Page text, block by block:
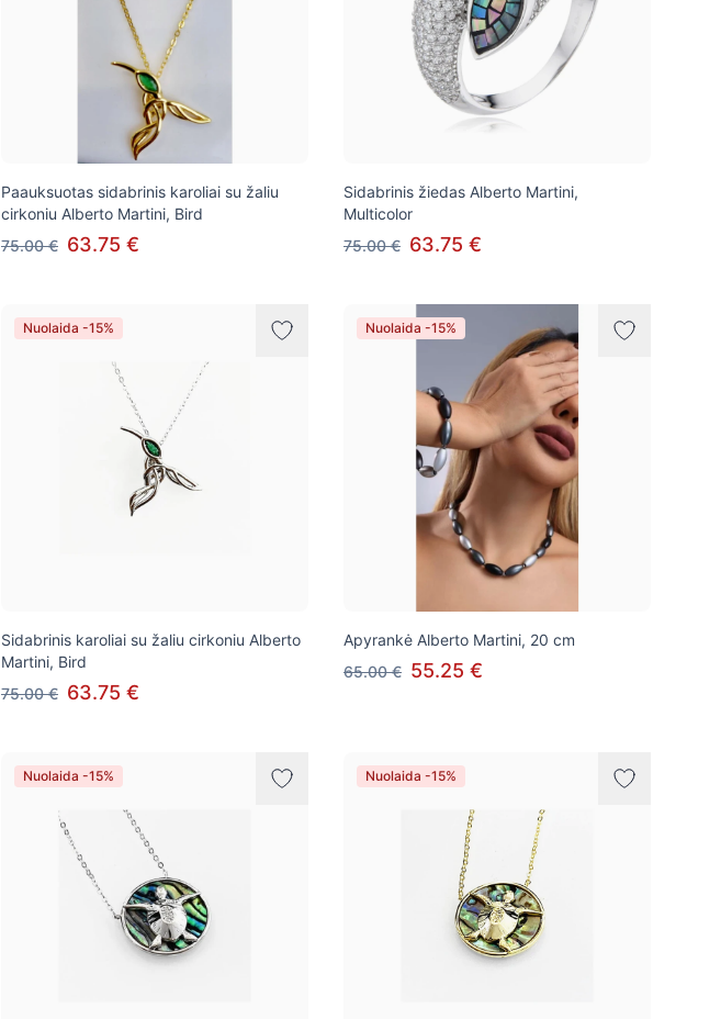
Paauksuotas sidabrinis karoliai su žaliu
cirkoniu Alberto Martini, Bird
75.00 € 63.75 €
Sidabrinis žiedas Alberto Martini,
Multicolor
75.00 € 63.75 €
Nuolaida -15%
Sidabrinis karoliai su žaliu cirkoniu Alberto
Martini, Bird
75.00 € 63.75 €
Nuolaida -15%
Apyrankė Alberto Martini, 20 cm
65.00 € 55.25 €
Nuolaida -15% Nuolaida -15%